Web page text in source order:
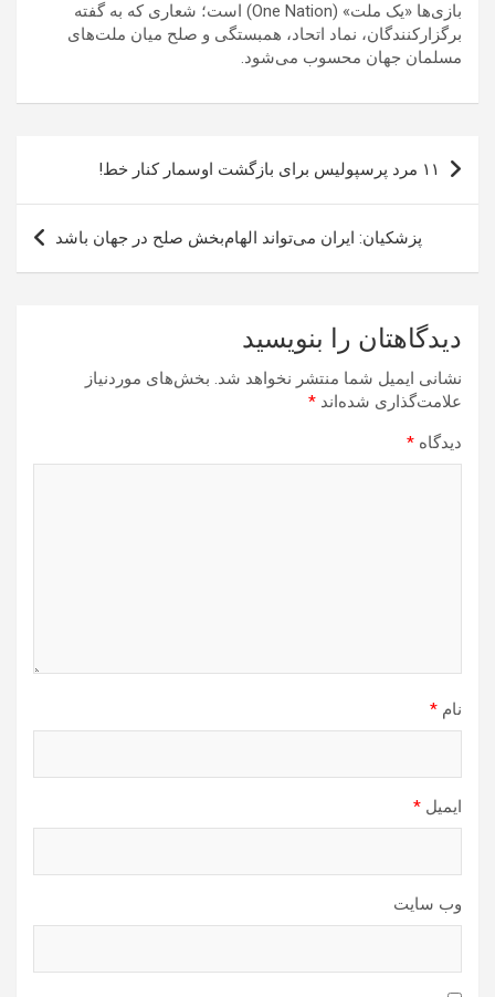
بازی‌ها «یک ملت» (One Nation) است؛ شعاری که به گفته
برگزارکنندگان، نماد اتحاد، همبستگی و صلح میان ملت‌های
مسلمان جهان محسوب می‌شود.
راهبری
نوشته
۱۱ مرد پرسپولیس برای بازگشت اوسمار کنار خط!
پزشکیان: ایران می‌تواند الهام‌بخش صلح در جهان باشد
دیدگاهتان را بنویسید
نشانی ایمیل شما منتشر نخواهد شد. بخش‌های موردنیاز
علامت‌گذاری شده‌اند *
دیدگاه *
نام *
ایمیل *
وب‌ سایت